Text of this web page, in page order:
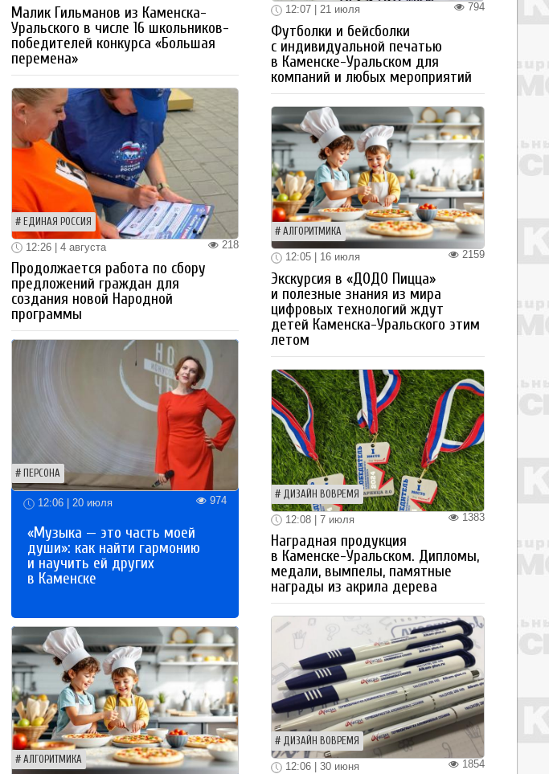
Малик Гильманов из Каменска-
Уральского в числе 16 школьников-
победителей конкурса «Большая
перемена»
ЕДИНАЯ РОССИЯ
218
12:26 | 4 августа
Продолжается работа по сбору
предложений граждан для
создания новой Народной
программы
ПЕРСОНА
12:06 | 20 июля 974
«Музыка — это часть моей
души»: как найти гармонию
и научить ей других
в Каменске
АЛГОРИТМИКА
794
12:07 | 21 июля
Футболки и бейсболки
с индивидуальной печатью
в Каменске-Уральском для
компаний и любых мероприятий
АЛГОРИТМИКА
2159
12:05 | 16 июля
Экскурсия в «ДОДО Пицца»
и полезные знания из мира
цифровых технологий ждут
детей Каменска-Уральского этим
летом
ДИЗАЙН ВОВРЕМЯ
1383
12:08 | 7 июля
Наградная продукция
в Каменске-Уральском. Дипломы,
медали, вымпелы, памятные
награды из акрила дерева
ДИЗАЙН ВОВРЕМЯ
1854
12:06 | 30 июня